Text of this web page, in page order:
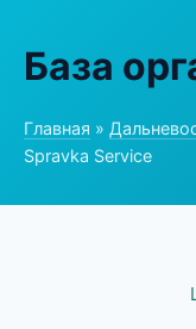
База
Главная »
Spravka Service